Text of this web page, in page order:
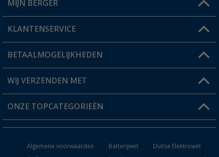
Winkel vinden
MIJN BERGER
Mijn account
Status bestelling
Verlanglijstje
KLANTENSERVICE
FAQ & Contact
Verzendinformatie
Catalogus
BETAALMOGELIJKHEDEN
WIJ VERZENDEN MET
ONZE TOPCATEGORIEËN
Algemene voorwaarden Batterijwet
Duitse Elektrowet